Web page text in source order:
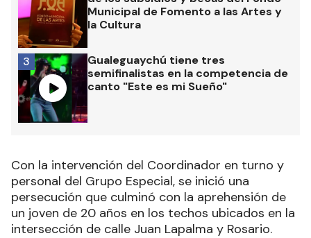
Municipal de Fomento a las Artes y
la Cultura
Gualeguaychú tiene tres
semifinalistas en la competencia de
canto "Este es mi Sueño"
3
Con la intervención del Coordinador en turno y
personal del Grupo Especial, se inició una
persecución que culminó con la aprehensión de
un joven de 20 años en los techos ubicados en la
intersección de calle Juan Lapalma y Rosario.